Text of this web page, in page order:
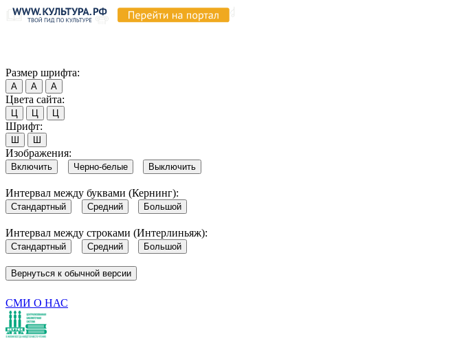
Размер шрифта:
А А А
Цвета сайта:
Ц Ц Ц
Шрифт:
Ш Ш
Изображения:
Включить Черно-белые Выключить
Интервал между буквами (Кернинг):
Стандартный Средний Большой
Интервал между строками (Интерлиньяж):
Стандартный Средний Большой
Вернуться к обычной версии
СМИ О НАС